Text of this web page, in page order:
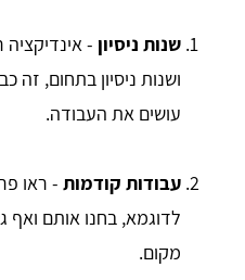
שנות ניסיון -
ושנות ניסיון בתחום, זה
עושים את העבודה.
עבודות קודמות - ראו
לדוגמא, בחנו אותם
מקום.